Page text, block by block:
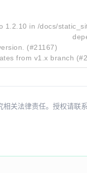
1.2.10 in /docs/
(#21167)
from v1.x branch
关法律责任。授权请联